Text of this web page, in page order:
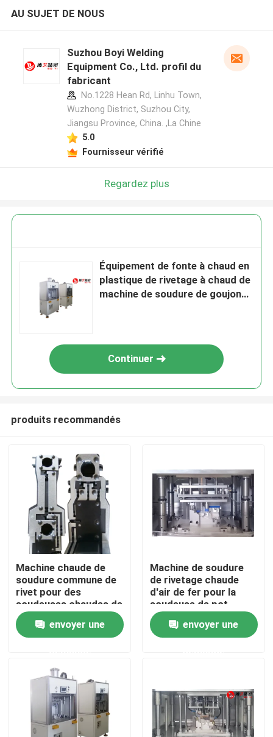
Aperçu
Produits
Vidéos
Visite d'usine
Contrôle de la qualité
AU SUJET DE NOUS
Suzhou Boyi Welding
Equipment Co., Ltd. profil du
fabricant
No.1228 Hean Rd, Linhu Town,
Wuzhong District, Suzhou City,
Jiangsu Province, China. ,La Chine
5.0
Fournisseur vérifié
Regardez plus
Équipement de fonte à chaud en
plastique de rivetage à chaud de
machine de soudure de goujons
Continuer
produits recommandés
Machine chaude de
soudure commune de
rivet pour des
soudeuses chaudes de
plat de tableaux de
bord de véhicule
envoyer une
Machine de soudure
de rivetage chaude
d'air de fer pour la
soudeuse de pot
d'huile de voiture
envoyer une